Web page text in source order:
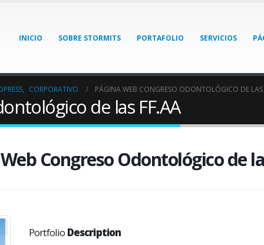
INICIO SOBRE STORMITS PORTAFOLIO SERVICIOS
, CORPORATIVO PÁGINA WEB CONGRESO ODONTOLÓGICO DE LAS
de las FF.AA
Congreso Odontológico de
Portfolio Description